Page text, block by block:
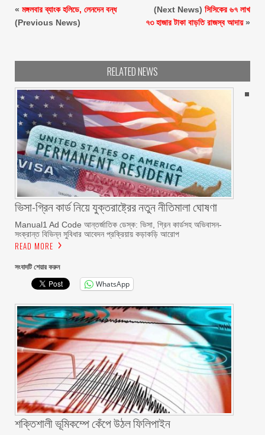
« মঙ্গলবার ব্যাংক হলিডে, লেনদেন বন্ধ
(Previous News)
(Next News) সিসিকের ৬৭ লাখ
৭৩ হাজার টাকা বাড়তি রাজস্ব আদায়»
RELATED NEWS
ভিসা-গ্রিন কার্ড নিয়ে যুক্তরাষ্ট্রের নতুন নীতিমালা ঘোষণা
Manual1 Ad Code আন্তর্জাতিক ডেস্ক: ভিসা, গ্রিন কার্ডসহ অভিবাসন-
সংক্রান্ত বিভিন্ন সুবিধার আবেদন প্রক্রিয়ায় কড়াকড়ি আরোপ
READ MORE
সংবাদটি শেয়ার করুন
WhatsApp
শক্তিশালী ভূমিকম্পে কেঁপে উঠল ফিলিপাইন